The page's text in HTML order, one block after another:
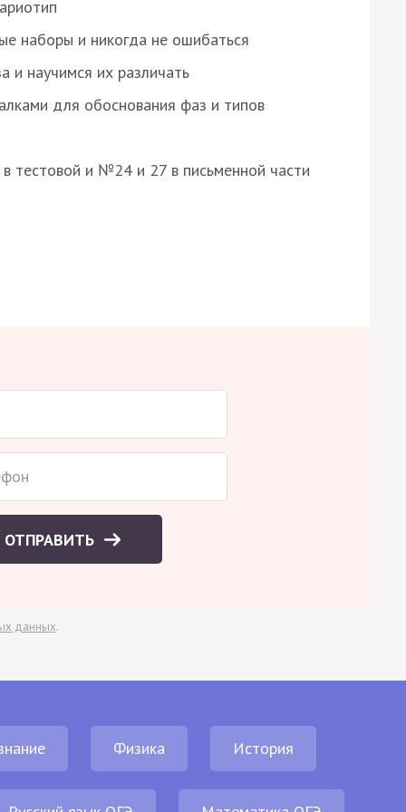
наборы и никогда не ошибаться
и научимся их различать
для обоснования фаз и типов
тестовой и №24 и 27 в письменной части
ОТПРАВИТЬ
данных.
Физика История